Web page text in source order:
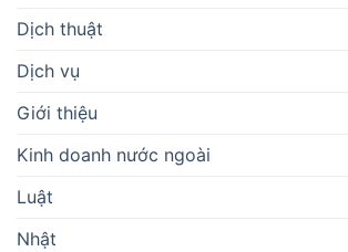
Dịch thuật
Dịch vụ
Giới thiệu
Kinh doanh nước ngoài
Luật
Nhật